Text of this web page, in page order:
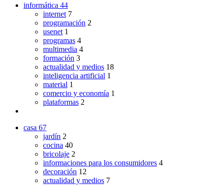
informática 44
internet 7
programación 2
usenet 1
programas 4
multimedia 4
formación 3
actualidad y medios 18
inteligencia artificial 1
material 1
comercio y economía 1
plataformas 2
casa 67
jardín 2
cocina 40
bricolaje 2
informaciones para los consumidores 4
decoración 12
actualidad y medios 7